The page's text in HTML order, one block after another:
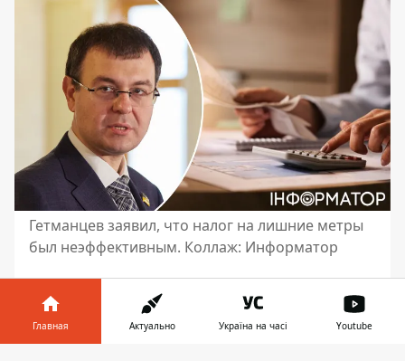
Гетманцев заявил, что налог на лишние метры
был неэффективным. Коллаж: Информатор
Председатель Налогового комитета
Верховной Рады Даниил Гетманцев
оценил эффективность налогана
недвижимое имущество, отличное от
Главная Актуально Україна на часі Youtube